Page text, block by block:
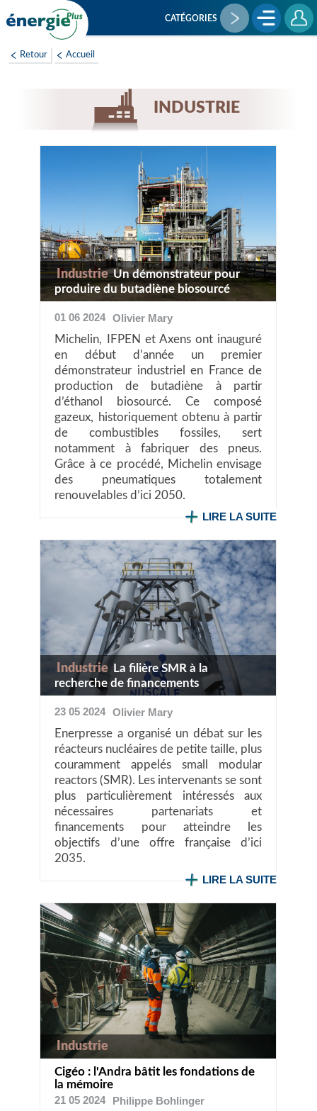
au
CATÉGORIES
Retour Accueil
INDUSTRIE
Industrie Un démonstrateur pour
produire du butadiène biosourcé
01 06 2024 Olivier Mary
Michelin, IFPEN et Axens ont inauguré
en début d’année un premier
démonstrateur industriel en France de
production de butadiène à partir
d’éthanol biosourcé. Ce composé
gazeux, historiquement obtenu à partir
de combustibles fossiles, sert
notamment à fabriquer des pneus.
Grâce à ce procédé, Michelin envisage
des pneumatiques totalement
renouvelables d’ici 2050.
LIRE LA SUITE
Industrie La filière SMR à la
recherche de financements
23 05 2024 Olivier Mary
Enerpresse a organisé un débat sur les
réacteurs nucléaires de petite taille, plus
couramment appelés small modular
reactors (SMR). Les intervenants se sont
plus particulièrement intéressés aux
nécessaires partenariats et
financements pour atteindre les
objectifs d’une offre française d’ici
2035.
LIRE LA SUITE
Industrie
Cigéo : l'Andra bâtit les fondations de
la mémoire
21 05 2024
Philippe Bohlinger